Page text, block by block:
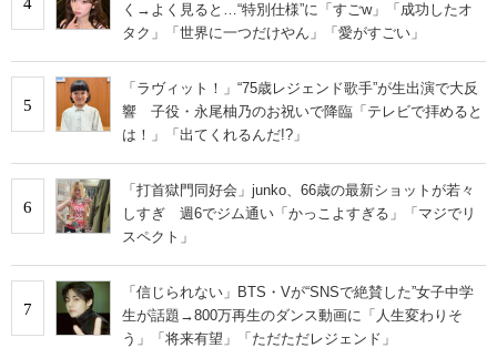
く→よく見ると…“特別仕様”に「すごw」「成功したオ
タク」「世界に一つだけやん」「愛がすごい」
5
「ラヴィット！」“75歳レジェンド歌手”が生出演で大反
響 子役・永尾柚乃のお祝いで降臨「テレビで拝めると
は！」「出てくれるんだ!?」
6
「打首獄門同好会」junko、66歳の最新ショットが若々
しすぎ 週6でジム通い「かっこよすぎる」「マジでリ
スペクト」
7
「信じられない」BTS・Vが“SNSで絶賛した”女子中学
生が話題→800万再生のダンス動画に「人生変わりそ
う」「将来有望」「ただただレジェンド」